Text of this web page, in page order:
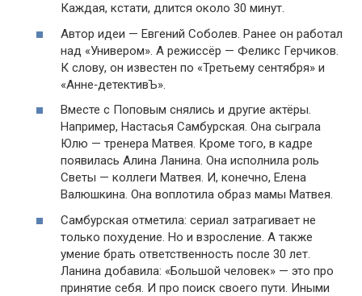
Каждая, кстати, длится около 30 минут.
Автор идеи — Евгений Соболев. Ранее он работал
над «Универом». А режиссёр — Феликс Герчиков.
К слову, он известен по «Третьему сентября» и
«Анне‑детективЪ».
Вместе с Поповым снялись и другие актёры.
Например, Настасья Самбурская. Она сыграла
Юлю — тренера Матвея. Кроме того, в кадре
появилась Алина Ланина. Она исполнила роль
Светы — коллеги Матвея. И, конечно, Елена
Валюшкина. Она воплотила образ мамы Матвея.
Самбурская отметила: сериал затрагивает не
только похудение. Но и взросление. А также
умение брать ответственность после 30 лет.
Ланина добавила: «Большой человек» — это про
принятие себя. И про поиск своего пути. Иными